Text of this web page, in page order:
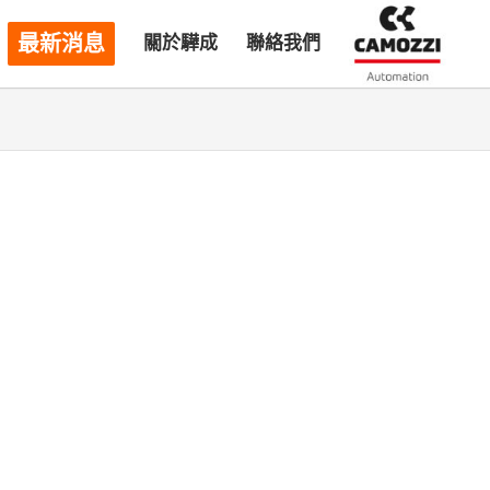
最新消息 關於驊成 聯絡我們